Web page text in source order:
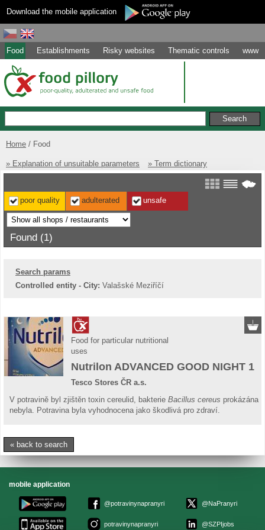
Download the mobile application
Food Establishments Risky websites Thematic controls www
Home Food
» Explanation of unsuitable parameters » Term dictionary
poor quality adulterated unsafe
Found (1)
Search params
Controlled entity - City: Valašské Meziříčí
Food for particular nutritional
uses
Nutrilon ADVANCED GOOD NIGHT 1
Tesco Stores ČR a.s.
V potravině byl zjištěn toxin cereulid, bakterie Bacillus cereus prokázána
nebyla. Potravina byla vyhodnocena jako škodlivá pro zdraví.
« back to search
mobile application
@potravinynapranyri
potravinynapranyri
@NaPranyri
@SZPIjobs